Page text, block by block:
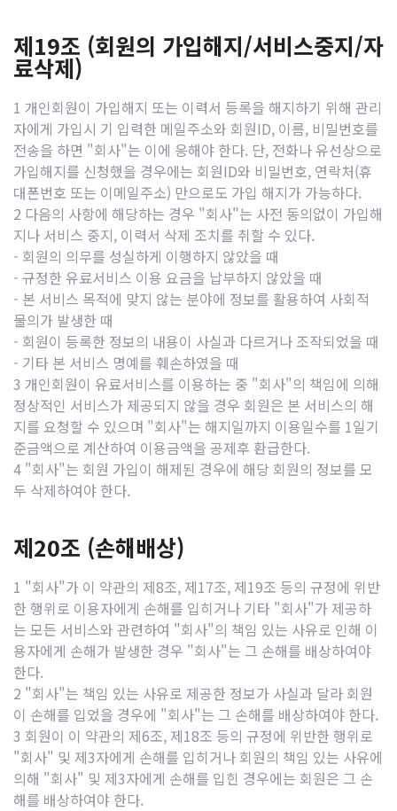
제19조 (회원의 가입해지/서비스중지/자
료삭제)
1 개인회원이 가입해지 또는 이력서 등록을 해지하기 위해 관리
자에게 가입시 기 입력한 메일주소와 회원ID, 이름, 비밀번호를
전송을 하면 "회사"는 이에 응해야 한다. 단, 전화나 유선상으로
가입해지를 신청했을 경우에는 회원ID와 비밀번호, 연락처(휴
대폰번호 또는 이메일주소) 만으로도 가입 해지가 가능하다.
2 다음의 사항에 해당하는 경우 "회사"는 사전 동의없이 가입해
지나 서비스 중지, 이력서 삭제 조치를 취할 수 있다.
- 회원의 의무를 성실하게 이행하지 않았을 때
- 규정한 유료서비스 이용 요금을 납부하지 않았을 때
- 본 서비스 목적에 맞지 않는 분야에 정보를 활용하여 사회적
물의가 발생한 때
- 회원이 등록한 정보의 내용이 사실과 다르거나 조작되었을 때
- 기타 본 서비스 명예를 훼손하였을 때
3 개인회원이 유료서비스를 이용하는 중 "회사"의 책임에 의해
정상적인 서비스가 제공되지 않을 경우 회원은 본 서비스의 해
지를 요청할 수 있으며 "회사"는 해지일까지 이용일수를 1일기
준금액으로 계산하여 이용금액을 공제후 환급한다.
4 "회사"는 회원 가입이 해제된 경우에 해당 회원의 정보를 모
두 삭제하여야 한다.
제20조 (손해배상)
1 "회사"가 이 약관의 제8조, 제17조, 제19조 등의 규정에 위반
한 행위로 이용자에게 손해를 입히거나 기타 "회사"가 제공하
는 모든 서비스와 관련하여 "회사"의 책임 있는 사유로 인해 이
용자에게 손해가 발생한 경우 "회사"는 그 손해를 배상하여야
한다.
2 "회사"는 책임 있는 사유로 제공한 정보가 사실과 달라 회원
이 손해를 입었을 경우에 "회사"는 그 손해를 배상하여야 한다.
3 회원이 이 약관의 제6조, 제18조 등의 규정에 위반한 행위로
"회사" 및 제3자에게 손해를 입히거나 회원의 책임 있는 사유에
의해 "회사" 및 제3자에게 손해를 입힌 경우에는 회원은 그 손
해를 배상하여야 한다.